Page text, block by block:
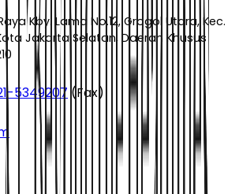
Kby. Lama No.12, Grogol Utara, Kec.
Jakarta Selatan, Daerah Khusus
5349207 (Fax)